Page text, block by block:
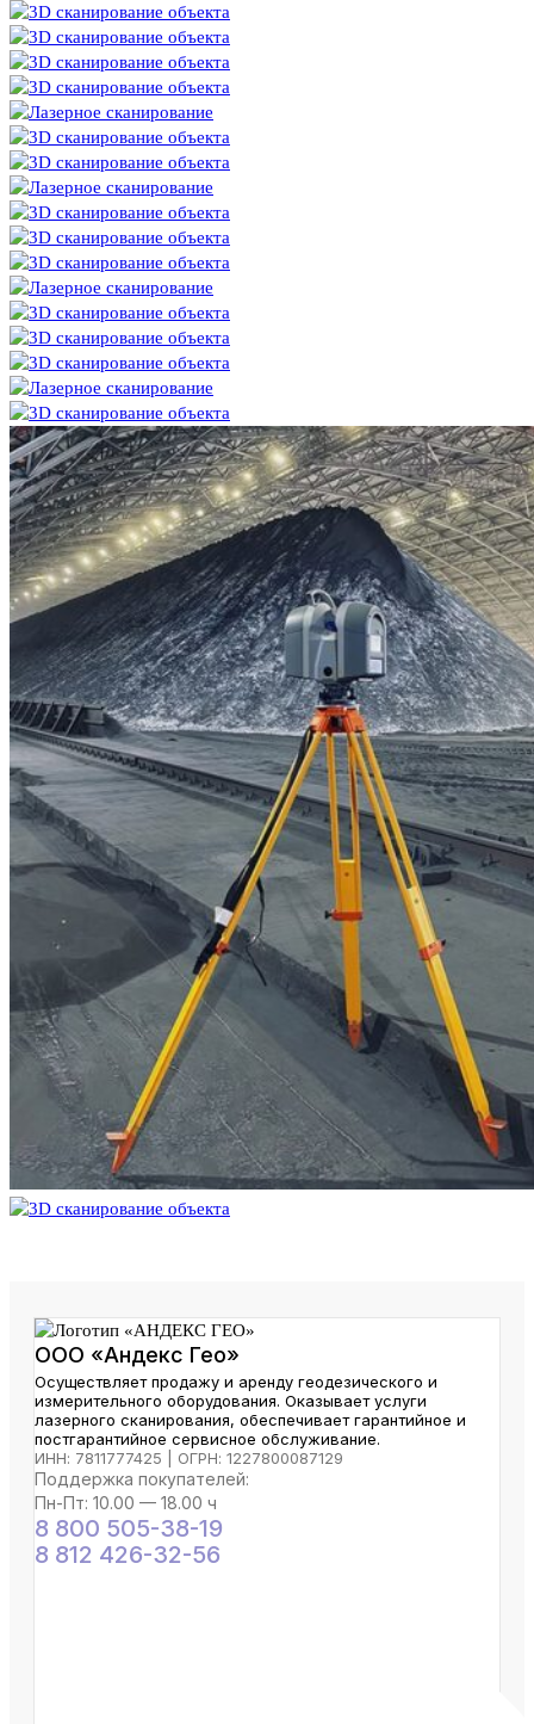
ООО «Андекс Гео»
Осуществляет продажу и аренду геодезического и
измерительного оборудования. Оказывает услуги
лазерного сканирования, обеспечивает гарантийное и
постгарантийное сервисное обслуживание.
ИНН: 7811777425 | ОГРН: 1227800087129
Поддержка покупателей:
Пн-Пт: 10.00 — 18.00 ч
8 800 505-38-19
8 812 426-32-56